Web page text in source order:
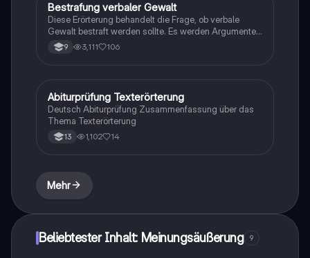
Deutsch
Bestrafung verbaler Gewalt
Diese Erörterung behandelt die Frage, ob verbale
Gewalt bestraft werden sollte. Es werden Argumente
für und gegen die Bestrafung diskutiert, einschließlich
der psychischen und physischen Auswirkungen auf
und die Rolle der Gesellschaft im Umgang mit
verbalen Übergriffen.
9 3,111 106
Deutsch
Abiturprüfung Texterörterung
Deutsch Abiturprüfung Zusammenfassung über das
Thema Texterörterung
13 1,102 14
Mehr
Beliebtester Inhalt: Meinungsäußerung 9